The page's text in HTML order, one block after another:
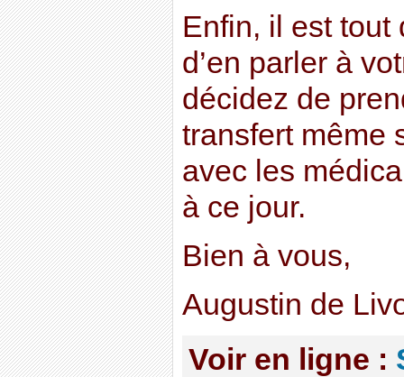
Enfin, il est tout
d’en parler à
décidez de
transfert même
avec les
à ce jour.
Bien à vous,
Augustin de
Voir en ligne :